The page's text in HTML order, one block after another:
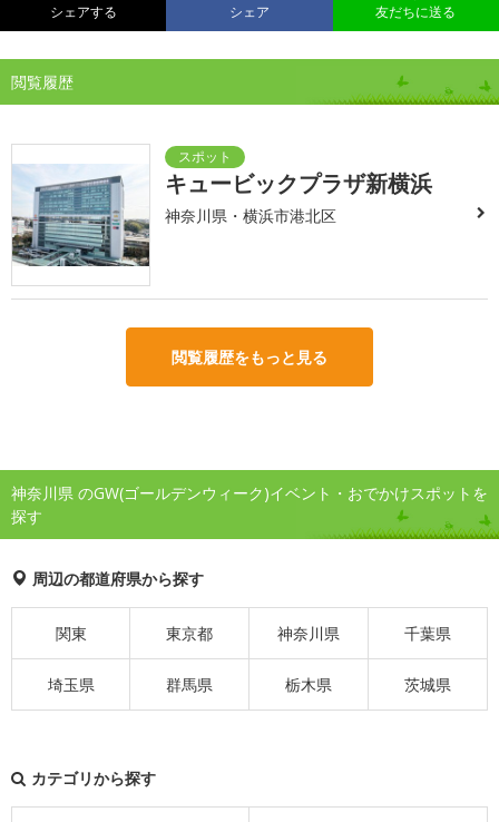
シェアする シェア 友だちに送る
閲覧履歴
キュービックプラザ新横浜
神奈川県・横浜市港北区
閲覧履歴をもっと見る
神奈川県 のGW(ゴールデンウィーク)イベント・おでかけスポットを
探す
周辺の都道府県から探す
関東 東京都 神奈川県 千葉県
埼玉県 群馬県 栃木県 茨城県
カテゴリから探す